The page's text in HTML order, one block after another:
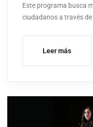
Este programa busca
ciudadanos a través
Leer más